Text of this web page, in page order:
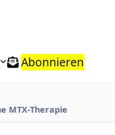
Abonnieren
MTX-Therapie